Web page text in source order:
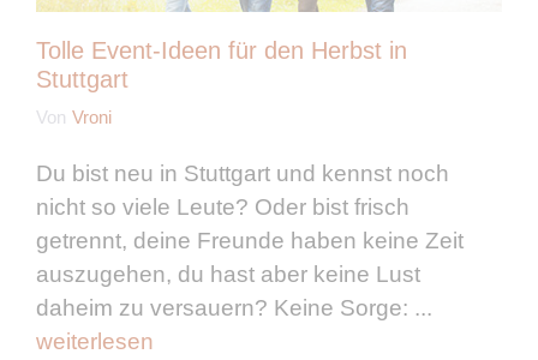
Tolle Event-Ideen für den Herbst in
Stuttgart
Von Vroni
Du bist neu in Stuttgart und kennst noch
nicht so viele Leute? Oder bist frisch
getrennt, deine Freunde haben keine Zeit
auszugehen, du hast aber keine Lust
daheim zu versauern? Keine Sorge: ...
weiterlesen